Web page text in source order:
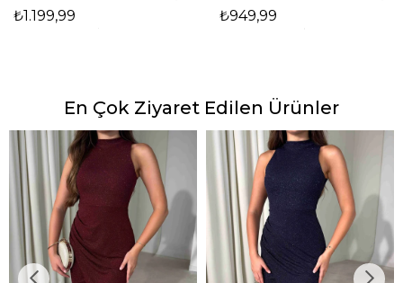
₺1.199,99 ₺949,99
En Çok Ziyaret Edilen Ürünler